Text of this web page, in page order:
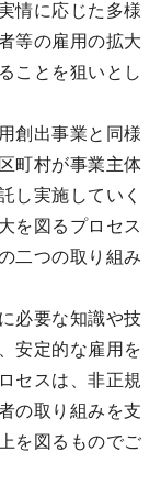
情に応じた多様
等の雇用の拡大
ことを狙いとし
創出事業と同様
町村が事業主体
し実施していく
を図るプロセス
二つの取り組み
必要な知識や技
安定的な雇用を
セスは、非正規
の取り組みを支
を図るものでご